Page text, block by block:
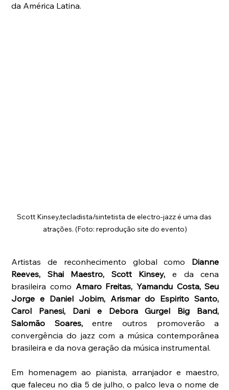
da América Latina.
Scott Kinsey,tecladista/sintetista de electro-jazz é uma das
atrações. (Foto: reprodução site do evento)
Artistas de reconhecimento global como Dianne
Reeves, Shai Maestro, Scott Kinsey, e da cena
brasileira como Amaro Freitas, Yamandu Costa, Seu
Jorge e Daniel Jobim, Arismar do Espirito Santo,
Carol Panesi, Dani e Debora Gurgel Big Band,
Salomão Soares, entre outros
promoverão a
convergência do jazz com a música contemporânea
brasileira e da nova geração da música instrumental.
Em homenagem ao pianista, arranjador e maestro,
que faleceu no dia 5 de julho, o palco leva o nome de